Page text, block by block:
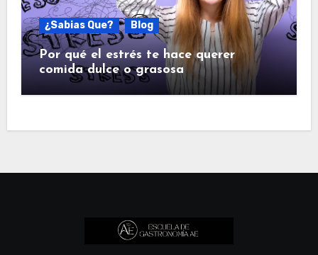
¿Sabias Que? Blog
Por qué el estrés te hace querer
comida dulce o grasosa